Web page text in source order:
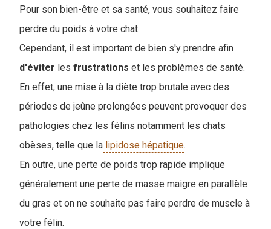
Pour son bien-être et sa santé, vous souhaitez faire
perdre du poids à votre chat.
Cependant, il est important de bien s'y prendre afin
d'éviter les frustrations et les problèmes de santé.
En effet, une mise à la diète trop brutale avec des
périodes de jeûne prolongées peuvent provoquer des
pathologies chez les félins notamment les chats
obèses, telle que la lipidose hépatique.
En outre, une perte de poids trop rapide implique
généralement une perte de masse maigre en parallèle
du gras et on ne souhaite pas faire perdre de muscle à
votre félin.